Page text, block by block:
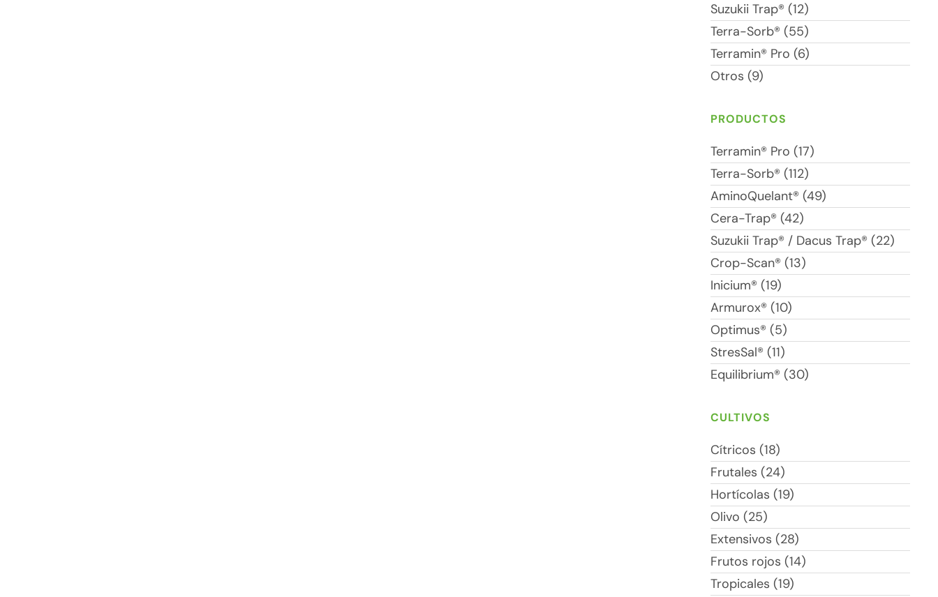
Suzukii Trap® (12)
Terra-Sorb® (55)
Terramin® Pro (6)
Otros (9)
PRODUCTOS
Terramin® Pro (17)
Terra-Sorb® (112)
AminoQuelant® (49)
Cera-Trap® (42)
Suzukii Trap® / Dacus Trap® (22)
Crop-Scan® (13)
Inicium® (19)
Armurox® (10)
Optimus® (5)
StresSal® (11)
Equilibrium® (30)
CULTIVOS
Cítricos (18)
Frutales (24)
Hortícolas (19)
Olivo (25)
Extensivos (28)
Frutos rojos (14)
Tropicales (19)